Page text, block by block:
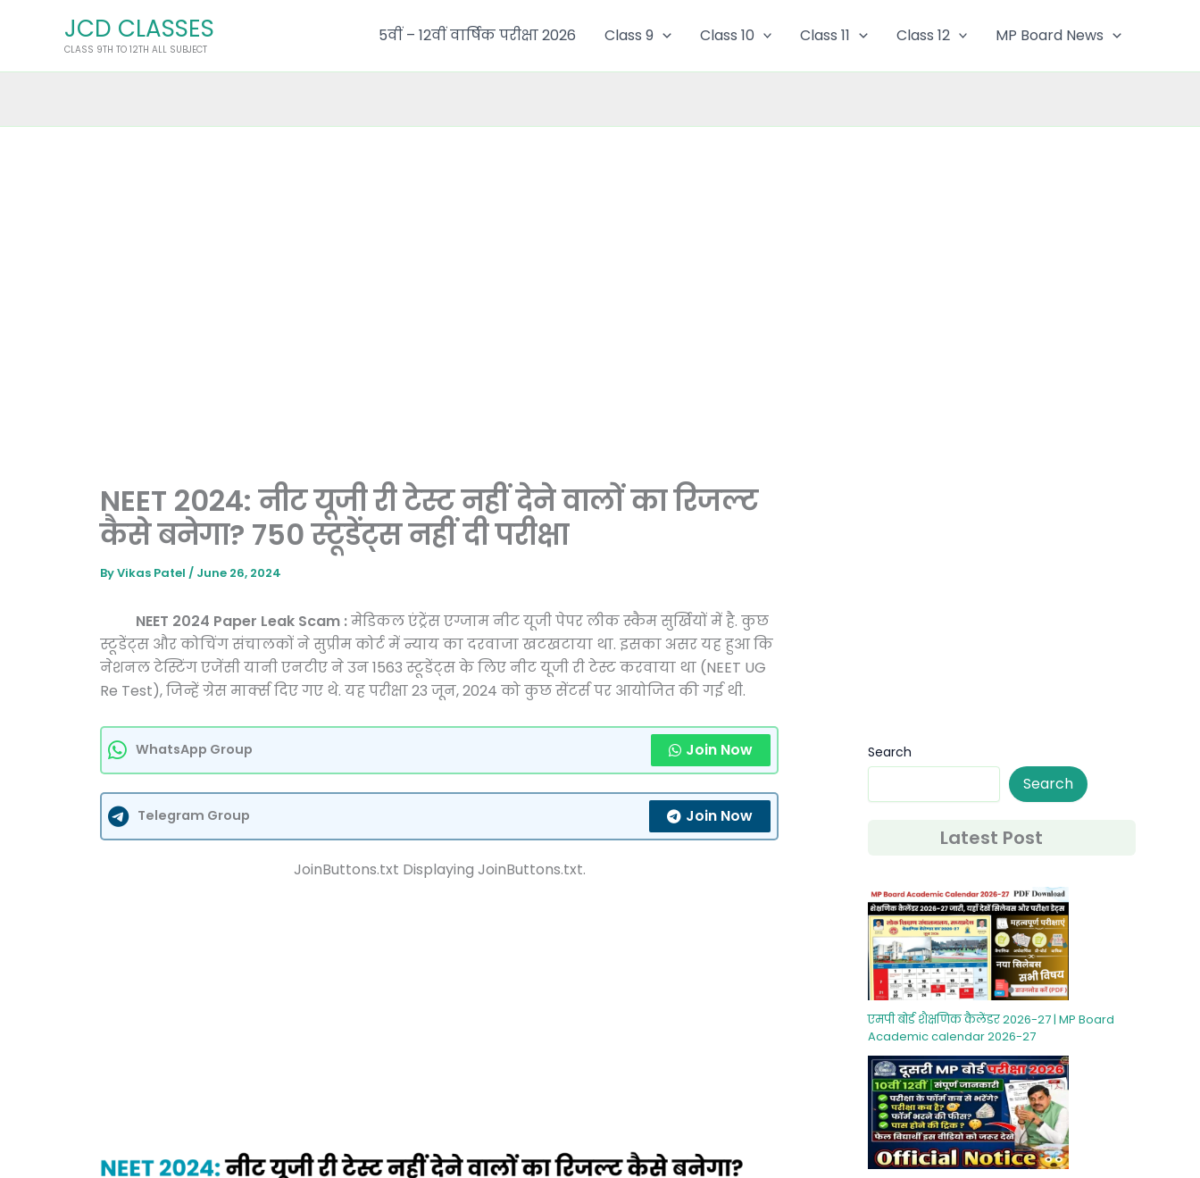
JCD CLASSES
CLASS 9TH TO 12TH ALL SUBJECT
5वीं – 12वीं वार्षिक परीक्षा 2026 Class 9 Class 10 Class 11 Class 12 MP Board News
NEET 2024: नीट यूजी री टेस्ट नहीं देने वालों का रिजल्ट
कैसे बनेगा? 750 स्टूडेंट्स नहीं दी परीक्षा
ByVikas Patel / June 26, 2024
NEET 2024 Paper Leak Scam :मेडिकल एंट्रेंस एग्जाम नीट यूजी पेपर लीक स्कैम सुर्खियों में है. कुछ
स्टूडेंट्स और कोचिंग संचालकों ने सुप्रीम कोर्ट में न्याय का दरवाजा खटखटाया था. इसका असर यह हुआ कि
नेशनल टेस्टिंग एजेंसी यानी एनटीए ने उन 1563 स्टूडेंट्स के लिए नीट यूजी री टेस्ट करवाया था (NEET UG
Re Test), जिन्हें ग्रेस मार्क्स दिए गए थे. यह परीक्षा 23 जून, 2024 को कुछ सेंटर्स पर आयोजित की गई थी.
WhatsApp Group Join Now
Telegram Group Join Now
JoinButtons.txt Displaying JoinButtons.txt.
Search
Search
Latest Post
एमपी बोर्ड शैक्षणिक कैलेंडर 2026-27 | MP Board
Academic calendar 2026-27